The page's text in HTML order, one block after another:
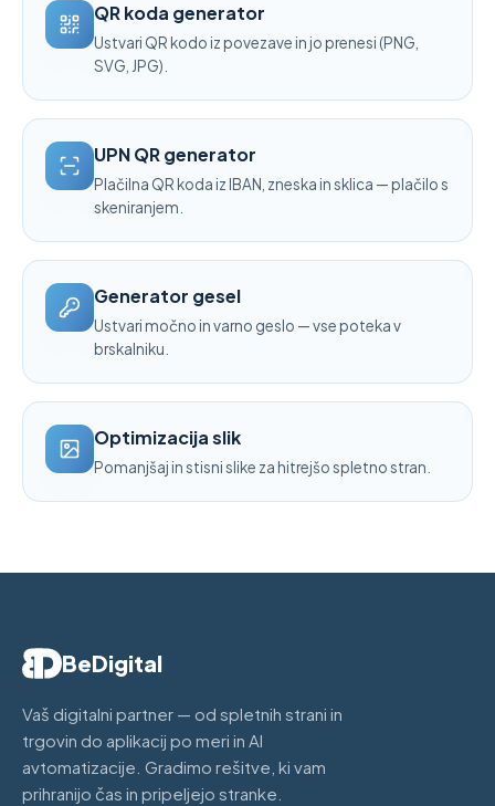
QR koda generator
Ustvari QR kodo iz povezave in jo prenesi (PNG,
SVG, JPG).
UPN QR generator
Plačilna QR koda iz IBAN, zneska in sklica — plačilo s
skeniranjem.
Generator gesel
Ustvari močno in varno geslo — vse poteka v
brskalniku.
Optimizacija slik
Pomanjšaj in stisni slike za hitrejšo spletno stran.
BeDigital
Vaš digitalni partner — od spletnih strani in
trgovin do aplikacij po meri in AI
avtomatizacije. Gradimo rešitve, ki vam
prihranijo čas in pripeljejo stranke.